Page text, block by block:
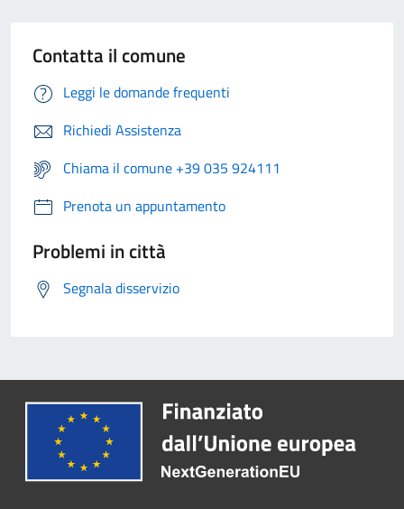
Contatta il comune
Leggi le domande frequenti
Richiedi Assistenza
Chiama il comune +39 035 924111
Prenota un appuntamento
Problemi in città
Segnala disservizio